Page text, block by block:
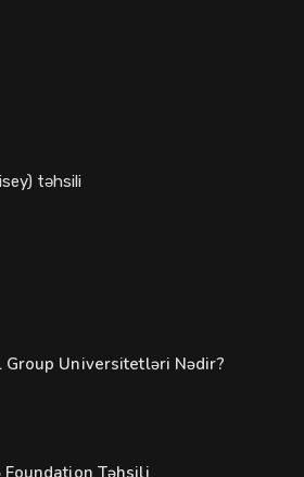
təhsili
Group Universitetləri Nədir?